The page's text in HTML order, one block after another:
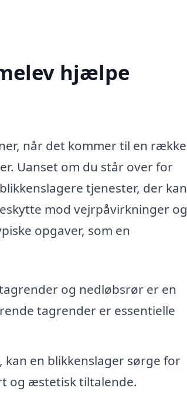
hjælpe
når det kommer til en række
Uanset om du står over for
tjenester, der kan
mod vejrpåvirkninger og
opgaver, som en
og nedløbsrør er en
tagrender er essentielle
en blikkenslager sørge for
og æstetisk tiltalende.